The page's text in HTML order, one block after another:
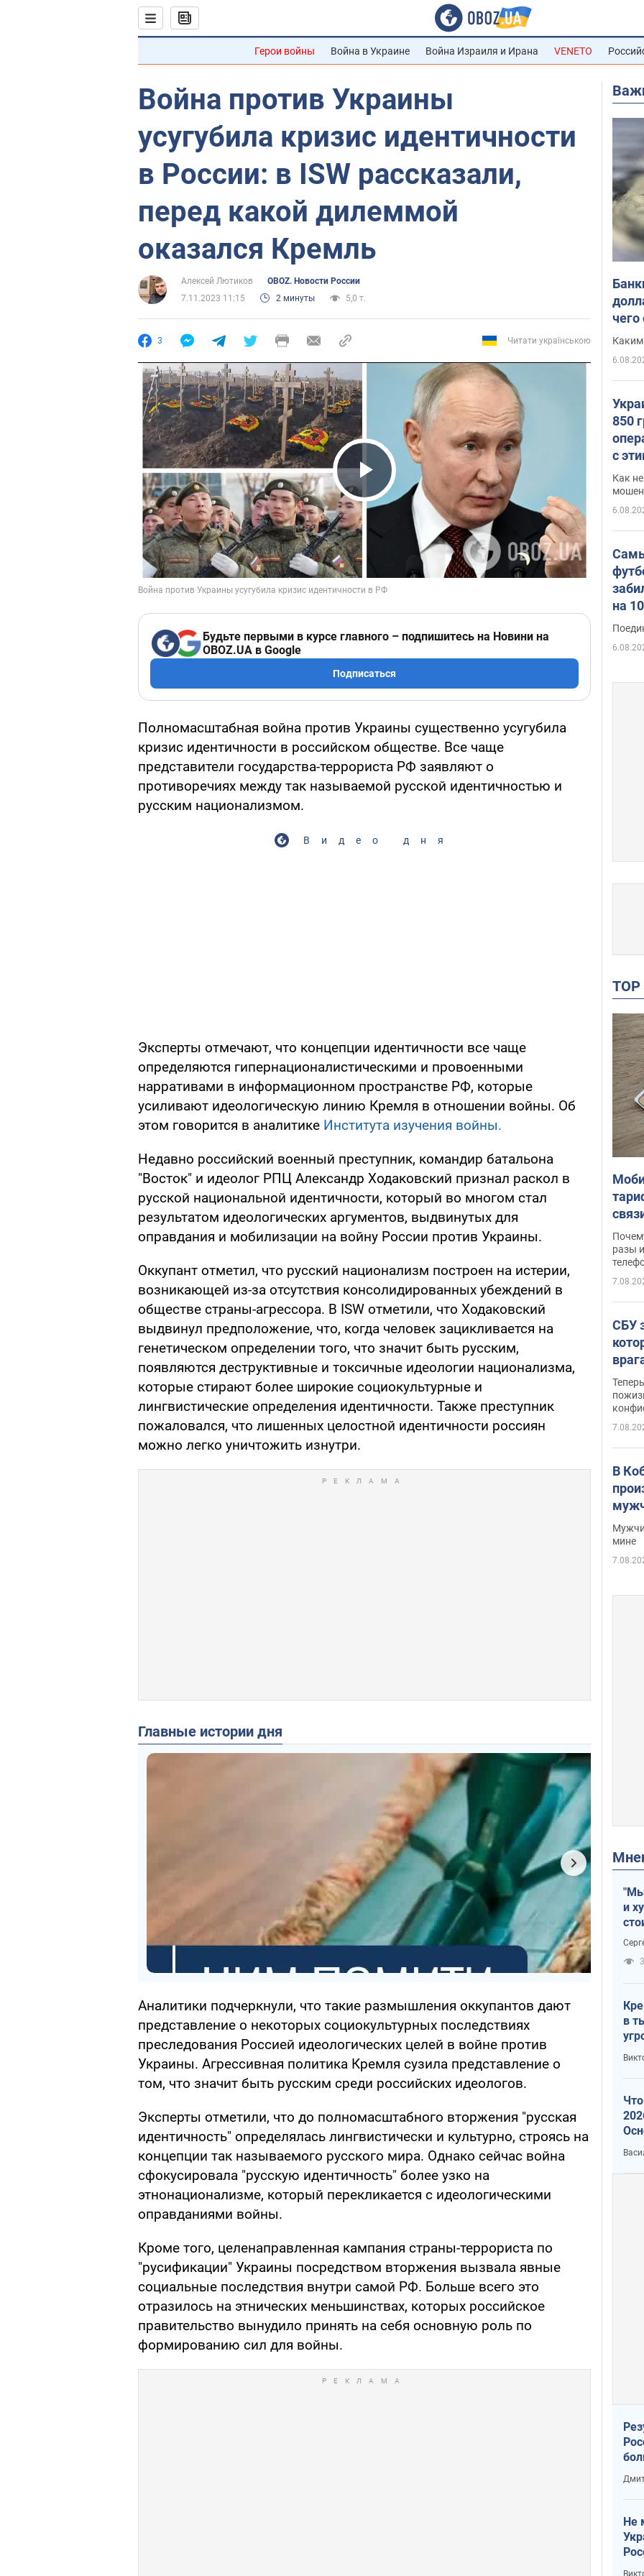
Герои войны Война в Украине Война Израиля и Ирана VENETO
Война против Украины
усугубила кризис идентичности
в России: в ISW рассказали,
перед какой дилеммой
оказался Кремль
Алексей Лютиков
OBOZ. Новости России
7.11.2023 11:15
2 минуты 5,0 т.
3 Читати українською
Play Video
Будьте первыми в курсе главного – подпишитесь на Новини на
OBOZ.UA в Google
Подписаться
Полномасштабная война против Украины существенно усугубила
кризис идентичности в российском обществе. Все чаще
представители государства-террориста РФ заявляют о
противоречиях между так называемой русской идентичностью и
русским национализмом.
Видео дня
Эксперты отмечают, что концепции идентичности все чаще
определяются гипернационалистическими и провоенными
нарративами в информационном пространстве РФ, которые
усиливают идеологическую линию Кремля в отношении войны. Об
этом говорится в аналитике Института изучения войны.
Недавно российский военный преступник, командир батальона
"Восток" и идеолог РПЦ Александр Ходаковский признал раскол в
русской национальной идентичности, который во многом стал
результатом идеологических аргументов, выдвинутых для
оправдания и мобилизации на войну России против Украины.
Оккупант отметил, что русский национализм построен на истерии,
возникающей из-за отсутствия консолидированных убеждений в
обществе страны-агрессора. В ISW отметили, что Ходаковский
выдвинул предположение, что, когда человек зацикливается на
генетическом определении того, что значит быть русским,
появляются деструктивные и токсичные идеологии национализма,
которые стирают более широкие социокультурные и
лингвистические определения идентичности. Также преступник
пожаловался, что лишенных целостной идентичности россиян
можно легко уничтожить изнутри.
Главные истории дня
Аналитики подчеркнули, что такие размышления оккупантов дают
представление о некоторых социокультурных последствиях
преследования Россией идеологических целей в войне против
Украины. Агрессивная политика Кремля сузила представление о
том, что значит быть русским среди российских идеологов.
Эксперты отметили, что до полномасштабного вторжения "русская
идентичность" определялась лингвистически и культурно, строясь на
концепции так называемого русского мира. Однако сейчас война
сфокусировала "русскую идентичность" более узко на
этнонационализме, который перекликается с идеологическими
оправданиями войны.
Кроме того, целенаправленная кампания страны-террориста по
"русификации" Украины посредством вторжения вызвала явные
социальные последствия внутри самой РФ. Больше всего это
отразилось на этнических меньшинствах, которых российское
правительство вынудило принять на себя основную роль по
формированию сил для войны.
Каким
850
с
Как
на
разы
СБУ
В
мине
и
в
Не